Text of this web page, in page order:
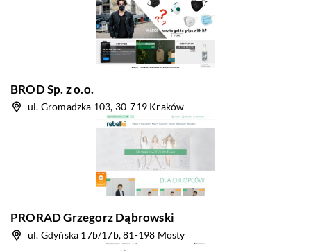
BROD Sp. z o.o.
ul. Gromadzka 103, 30-719 Kraków
PRORAD Grzegorz Dąbrowski
ul. Gdyńska 17b/17b, 81-198 Mosty